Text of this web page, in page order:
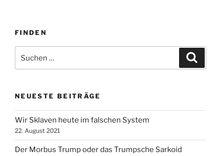
FINDEN
nach:
NEUESTE BEITRÄGE
Wir Sklaven heute im falschen System
22. August 2021
Der Morbus Trump oder das Trumpsche Sarkoid